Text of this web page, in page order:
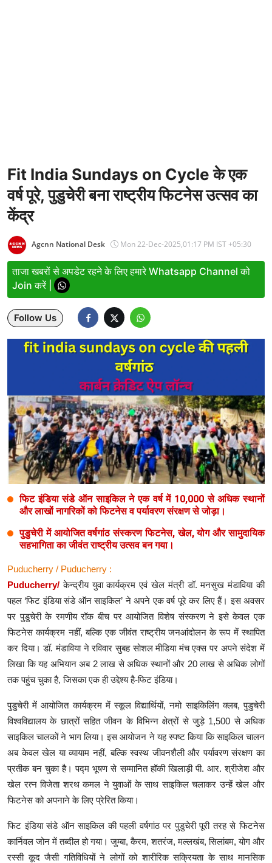
Business
Relationship
Education
Defence & Security
Environment
Lifestyle
Health
Development
Literature
Tour & Travel
History Speaks
About Us
Contact Us
Fit India Sundays on Cycle के एक
वर्ष पूरे, पुडुचेरी बना राष्ट्रीय फिटनेस उत्सव का
केंद्र
Agcnn National Desk Mon 22-Dec-2025,01:17 PM IST +05:30
ताजा खबरों से अपडेट रहने के लिए हमारे Whatsapp Channel को
Join करें |
Follow Us
फिट इंडिया संडे ऑन साइकिल ने एक वर्ष में 10,000 से अधिक स्थानों
और लाखों नागरिकों को फिटनेस व पर्यावरण संरक्षण से जोड़ा।
पुडुचेरी में आयोजित वर्षगांठ संस्करण फिटनेस, खेल, योग और सामुदायिक
सहभागिता का जीवंत राष्ट्रीय उत्सव बन गया।
Puducherry / Puducherry :
Puducherry/ केन्द्रीय युवा कार्यक्रम एवं खेल मंत्री डॉ. मनसुख मंडाविया की
पहल ‘फिट इंडिया संडे ऑन साइकिल’ ने अपने एक वर्ष पूरे कर लिए हैं। इस अवसर
पर पुडुचेरी के रमणीय रॉक बीच पर आयोजित विशेष संस्करण ने इसे केवल एक
फिटनेस कार्यक्रम नहीं, बल्कि एक जीवंत राष्ट्रीय जनआंदोलन के रूप में स्थापित
कर दिया। डॉ. मंडाविया ने रविवार सुबह सोशल मीडिया मंच एक्स पर अपने संदेश में
लिखा कि यह अभियान अब 2 लाख से अधिक स्थानों और 20 लाख से अधिक लोगों
तक पहुंच चुका है, जिसका एक ही उद्देश्य है-फिट इंडिया।
पुडुचेरी में आयोजित कार्यक्रम में स्कूल विद्यार्थियों, नमो साइकिलिंग क्लब, पुडुचेरी
विश्वविद्यालय के छात्रों सहित जीवन के विभिन्न क्षेत्रों से जुड़े 1,500 से अधिक
साइकिल चालकों ने भाग लिया। इस आयोजन ने यह स्पष्ट किया कि साइकिल चालन
अब केवल खेल या व्यायाम नहीं, बल्कि स्वस्थ जीवनशैली और पर्यावरण संरक्षण का
प्रतीक बन चुका है। पद्म भूषण से सम्मानित हॉकी खिलाड़ी पी. आर. श्रीजेश और
खेल रत्न विजेता शरथ कमल ने युवाओं के साथ साइकिल चलाकर उन्हें खेल और
फिटनेस को अपनाने के लिए प्रेरित किया।
फिट इंडिया संडे ऑन साइकिल की पहली वर्षगांठ पर पुडुचेरी पूरी तरह से फिटनेस
कार्निवल जोन में तब्दील हो गया। जुम्बा, कैरम, शतरंज, मल्लखंब, सिलांबम, योग और
रस्सी कूद जैसी गतिविधियों ने लोगों को शारीरिक सक्रियता के साथ मानसिक